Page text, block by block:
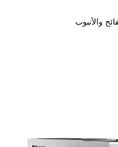
والأنبوب